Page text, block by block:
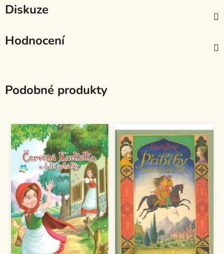
Diskuze
Hodnocení
Podobné produkty